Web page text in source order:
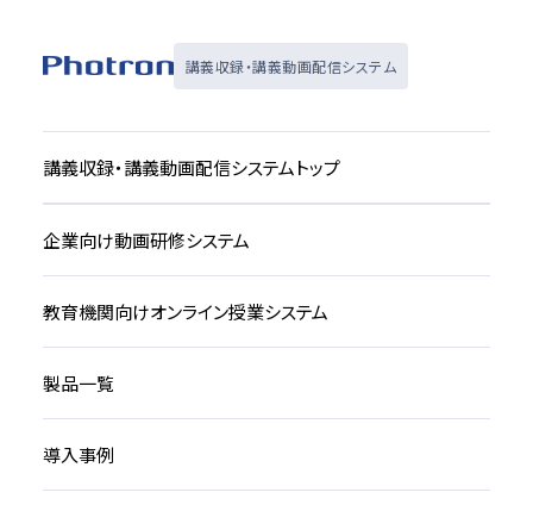
講義収録・講義動画配信システム
講義収録・講義動画配信システムトップ
企業向け動画研修システム
教育機関向けオンライン授業システム
製品一覧
導入事例